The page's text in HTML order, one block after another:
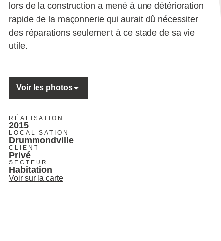
lors de la construction a mené à une détérioration
rapide de la maçonnerie qui aurait dû nécessiter
des réparations seulement à ce stade de sa vie
utile.
Voir les photos
RÉALISATION
2015
LOCALISATION
Drummondville
CLIENT
Privé
SECTEUR
Habitation
Voir sur la carte